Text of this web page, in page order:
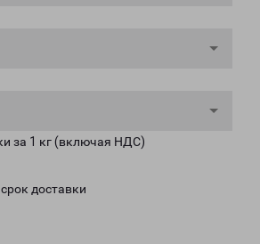
за 1 кг (включая НДС)
доставки